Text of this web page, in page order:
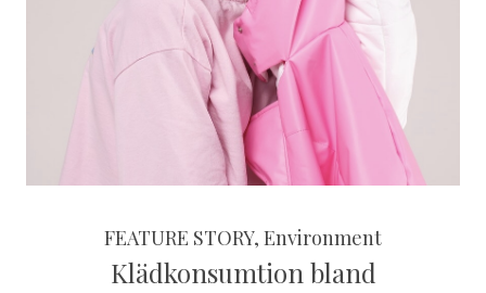
FEATURE STORY, Environment
Klädkonsumtion bland